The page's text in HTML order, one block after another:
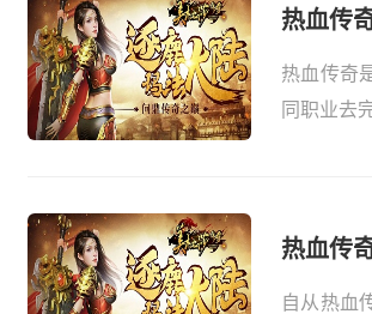
热血传
热血传奇
同职业去
热血传
自从热血